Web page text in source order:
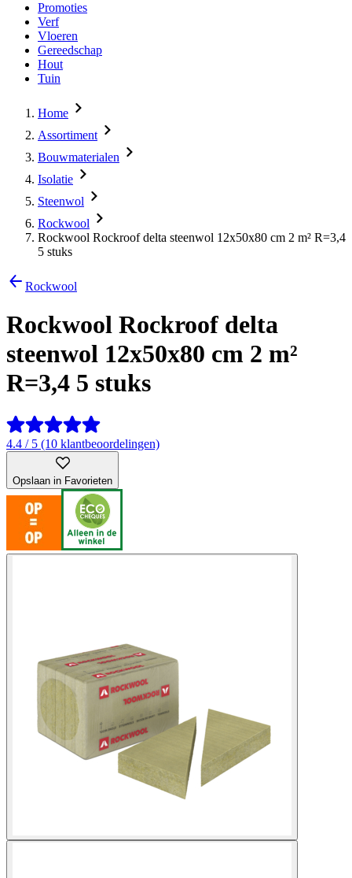
Promoties
Verf
Vloeren
Gereedschap
Hout
Tuin
Home
Assortiment
Bouwmaterialen
Isolatie
Steenwol
Rockwool
Rockwool Rockroof delta steenwol 12x50x80 cm 2 m² R=3,4
5 stuks
Rockwool
Rockwool Rockroof delta
steenwol 12x50x80 cm 2 m²
R=3,4 5 stuks
4.4 / 5 (10 klantbeoordelingen)
Opslaan in Favorieten